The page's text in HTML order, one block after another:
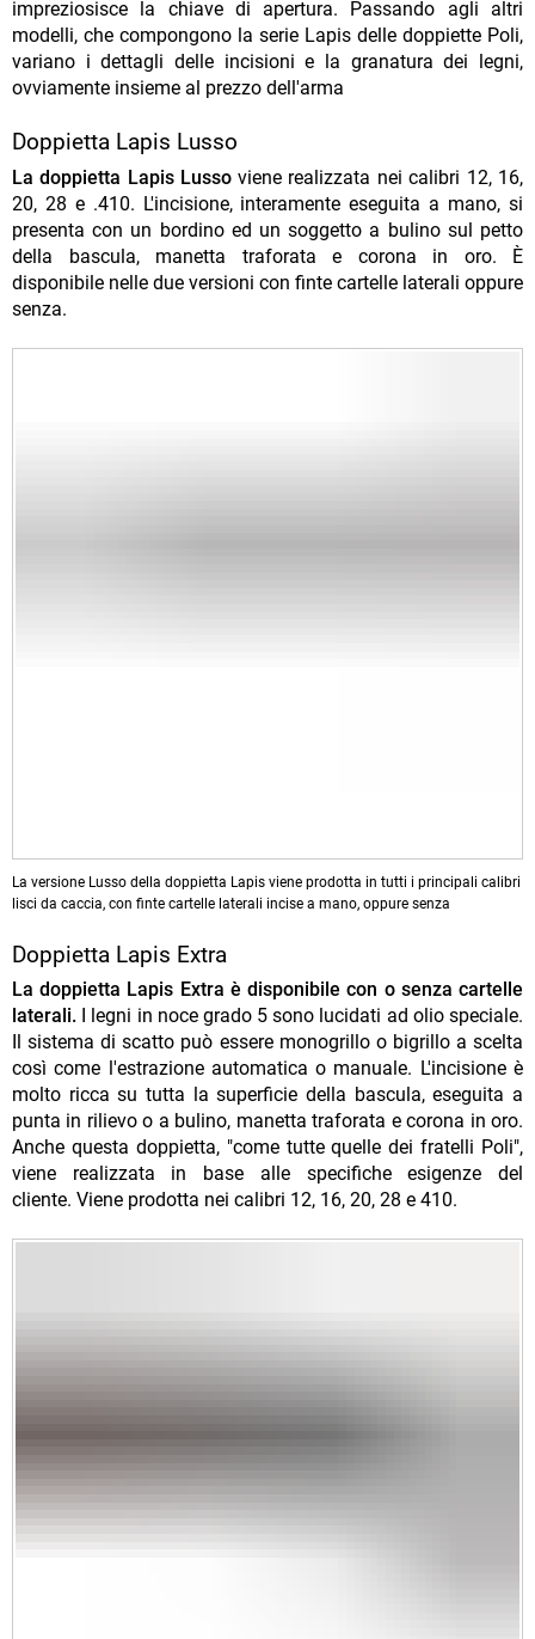
impreziosisce la chiave di apertura. Passando agli altri
modelli, che compongono la serie Lapis delle doppiette Poli,
variano i dettagli delle incisioni e la granatura dei legni,
ovviamente insieme al prezzo dell'arma
Doppietta Lapis Lusso
La doppietta Lapis Lusso viene realizzata nei calibri 12, 16,
20, 28 e .410. L'incisione, interamente eseguita a mano, si
presenta con un bordino ed un soggetto a bulino sul petto
della bascula, manetta traforata e corona in oro. È
disponibile nelle due versioni con finte cartelle laterali oppure
senza.
La versione Lusso della doppietta Lapis viene prodotta in tutti i principali calibri
lisci da caccia, con finte cartelle laterali incise a mano, oppure senza
Doppietta Lapis Extra
La doppietta Lapis Extra è disponibile con o senza cartelle
laterali. I legni in noce grado 5 sono lucidati ad olio speciale.
Il sistema di scatto può essere monogrillo o bigrillo a scelta
così come l'estrazione automatica o manuale. L'incisione è
molto ricca su tutta la superficie della bascula, eseguita a
punta in rilievo o a bulino, manetta traforata e corona in oro.
Anche questa doppietta, "come tutte quelle dei fratelli Poli",
viene realizzata in base alle specifiche esigenze del
cliente. Viene prodotta nei calibri 12, 16, 20, 28 e 410.